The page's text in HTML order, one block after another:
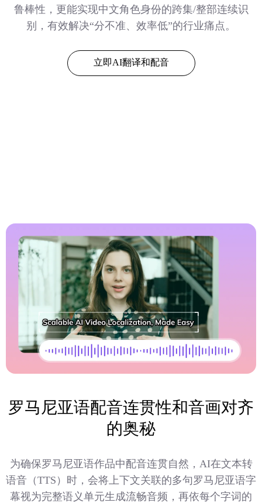
鲁棒性，更能实现中文角色身份的跨集/整部连续识
别，有效解决“分不准、效率低”的行业痛点。
立即AI翻译和配音
罗马尼亚语配音连贯性和音画对齐
的奥秘
为确保罗马尼亚语作品中配音连贯自然，AI在文本转
语音（TTS）时，会将上下文关联的多句罗马尼亚语字
幕视为完整语义单元生成流畅音频，再依每个字词的